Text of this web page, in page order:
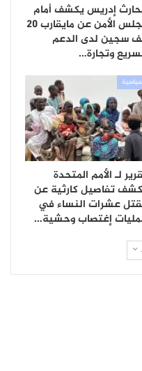
إدريس يكشف أمام
مجلس الأمن عن مايقارب 20
سجين لدى الدعم
وتجارة…
سياسية
لـ الأمم المتحدة
تفاصيل كارثية عن
عشرات النساء في
إغتصاب وحشية…